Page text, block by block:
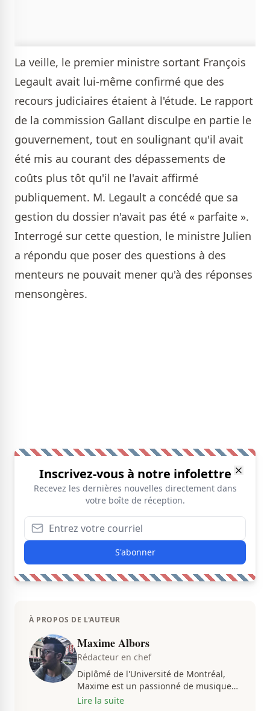
La veille, le premier ministre sortant François
Legault avait lui-même confirmé que des
recours judiciaires étaient à l'étude. Le rapport
de la commission Gallant disculpe en partie le
gouvernement, tout en soulignant qu'il avait
été mis au courant des dépassements de
coûts plus tôt qu'il ne l'avait affirmé
publiquement. M. Legault a concédé que sa
gestion du dossier n'avait pas été « parfaite ».
Interrogé sur cette question, le ministre Julien
a répondu que poser des questions à des
menteurs ne pouvait mener qu'à des réponses
mensongères.
Inscrivez-vous à notre infolettre
Recevez les dernières nouvelles directement dans
votre boîte de réception.
S'abonner
À PROPOS DE L'AUTEUR
Maxime Albors
Rédacteur en chef
Diplômé de l'Université de Montréal,
Maxime est un passionné de musique
et de basketball. Il suit de très près
Lire la suite